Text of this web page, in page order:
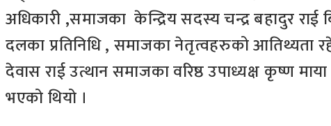
अधिकारी ,समाजका केन्द्रिय सदस्य चन्द्र बहादुर राई
दलका प्रतिनिधि , समाजका नेतृत्वहरुको आतिथ्यता
देवास राई उत्थान समाजका वरिष्ठ उपाध्यक्ष कृष्ण
भएको थियो ।